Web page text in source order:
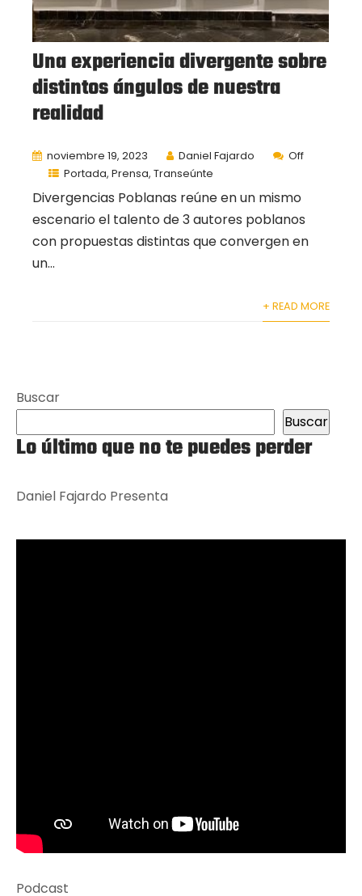
Una experiencia divergente sobre
distintos ángulos de nuestra
realidad
noviembre 19, 2023 Daniel Fajardo
Off
Portada,Prensa,Transeúnte
Divergencias Poblanas reúne en un mismo
escenario el talento de 3 autores poblanos
con propuestas distintas que convergen en
un...
+ READ MORE
Buscar
Buscar
Lo último que no te puedes perder
Daniel Fajardo Presenta
Podcast